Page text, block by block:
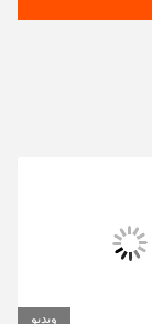
ویدیو